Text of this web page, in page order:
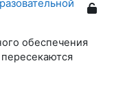
обеспечения